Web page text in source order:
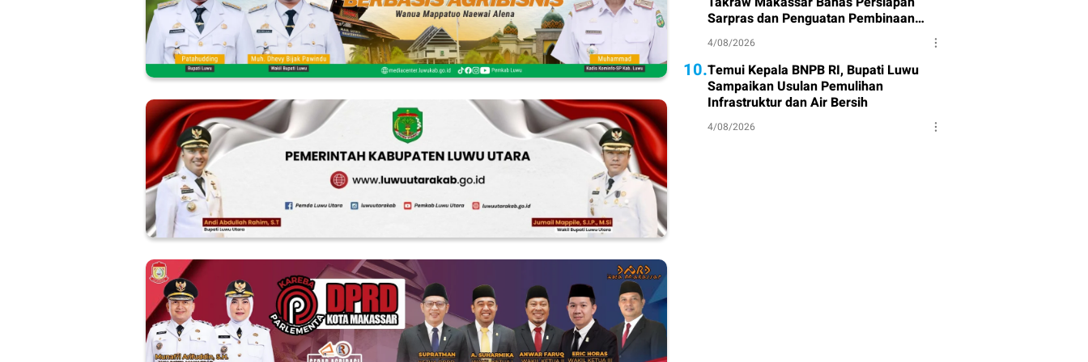
Sarpras dan Penguatan Pembinaan
Atlet
4/08/2026
10.Temui Kepala BNPB RI, Bupati Luwu
Sampaikan Usulan Pemulihan
Infrastruktur dan Air Bersih
4/08/2026